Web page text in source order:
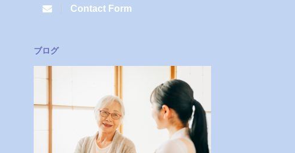
Contact Form
ブログ